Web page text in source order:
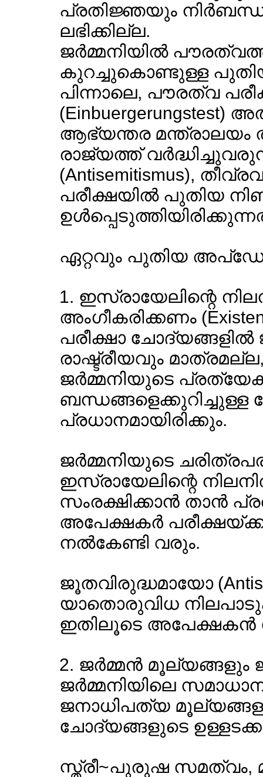
പ്രതിജ്ഞയും
ലഭിക്കില്ല.
ജര്‍മ്മനിയില്‍
കുറച്ചുകൊണ്ടുള്ള
പിന്നാലെ, പൗരത്വ
ആഭ്യന്തര മന്ത്രാലയം
രാജ്യത്ത്
(Antisemitismus),
പരീക്ഷയില്‍ പുതിയ
ഏറ്റവും പുതിയ
1. ഇസ്രായേലിന്റെ
അംഗീകരിക്കണം
പരീക്ഷാ
രാഷ്ട്രീയവും
ജര്‍മ്മനിയുടെ
ബന്ധങ്ങളെക്കുറിച്ചുള്ള
പ്രധാനമായിരിക്കും.
ജര്‍മ്മനിയുടെ
ഇസ്രായേലിന്റെ
സംരക്ഷിക്കാന്‍ താന്‍
അപേക്ഷകര്‍ പരീക്ഷയ്ക്ക്
നല്‍കേണ്ടി വരും.
ജൂതവിരുദ്ധമായോ
യാതൊരുവിധ
ഇതിലൂടെ അപേക്ഷകന്‍
2. ജര്‍മ്മന്‍ മൂല്യങ്ങളും
ജര്‍മ്മനിയിലെ
ജനാധിപത്യ
ചോദ്യങ്ങളുടെ
സ്ത്രീ~പുരുഷ സമത്വം,